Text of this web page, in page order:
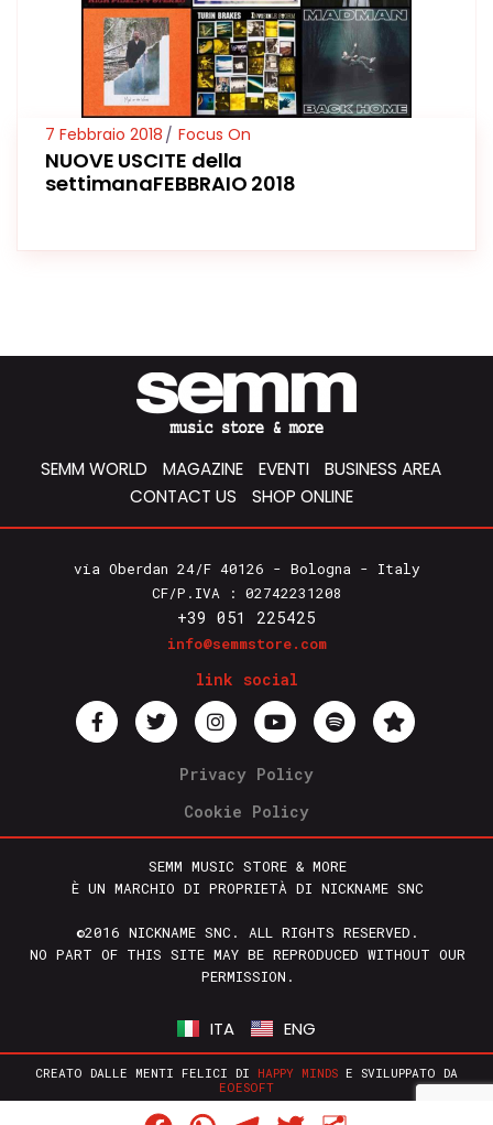
7 Febbraio 2018 Focus On
NUOVE USCITE della
settimanaFEBBRAIO 2018
SEMM WORLD MAGAZINE EVENTI
BUSINESS AREA
CONTACT US
SHOP ONLINE
via Oberdan 24/F 40126 - Bologna - Italy
CF/P.IVA : 02742231208
+39 051 225425
info@semmstore.com
link social
Privacy Policy
Cookie Policy
SEMM MUSIC STORE & MORE
È UN MARCHIO DI PROPRIETÀ DI NICKNAME SNC
©2016 NICKNAME SNC. ALL RIGHTS RESERVED.
NO PART OF THIS SITE MAY BE REPRODUCED WITHOUT OUR
PERMISSION.
ITA ENG
CREATO DALLE MENTI FELICI DI HAPPY MINDS E SVILUPPATO DA
EOESOFT
FacebookWhatsAppTelegram
Twitter